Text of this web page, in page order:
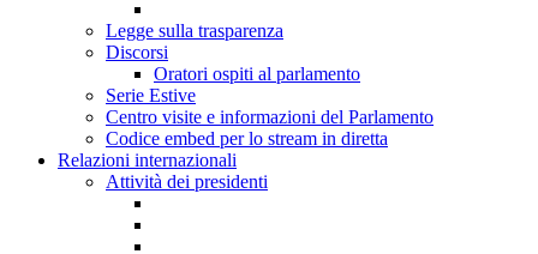
Legge sulla trasparenza
Discorsi
Oratori ospiti al parlamento
Serie Estive
Centro visite e informazioni del Parlamento
Codice embed per lo stream in diretta
Relazioni internazionali
Attività dei presidenti